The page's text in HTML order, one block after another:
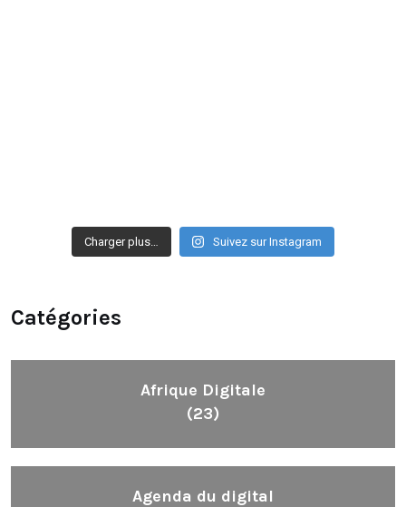
Charger plus… Suivez sur Instagram
Catégories
Afrique Digitale
(23)
Agenda du digital